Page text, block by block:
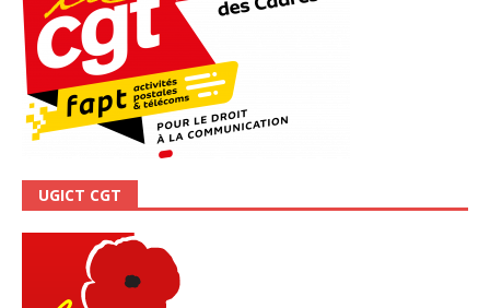
UGICT CGT